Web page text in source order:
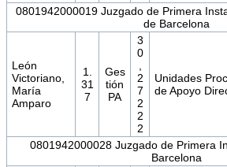
0801942000019 Juzgado de Primera
de Barcelona
León
Victoriano,
María
Amparo
1.
31
7
Ges
tión
PA
3
0
,
2
7
2
2
2
Unidades
de Apoyo
0801942000028 Juzgado de Primera
Barcelona